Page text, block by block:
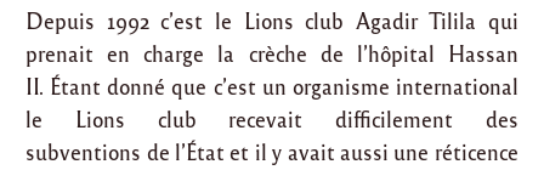
Depuis 1992 c’est le Lions club Agadir Tilila qui
prenait en charge la crèche de l’hôpital Hassan
II. Étant donné que c’est un organisme international
le Lions club recevait difficilement des
subventions de l’État et il y avait aussi une réticence